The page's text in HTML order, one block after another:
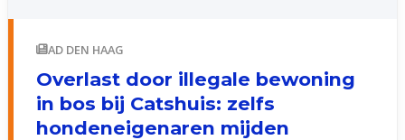
AD DEN HAAG
Overlast door illegale bewoning
in bos bij Catshuis: zelfs
hondeneigenaren mijden